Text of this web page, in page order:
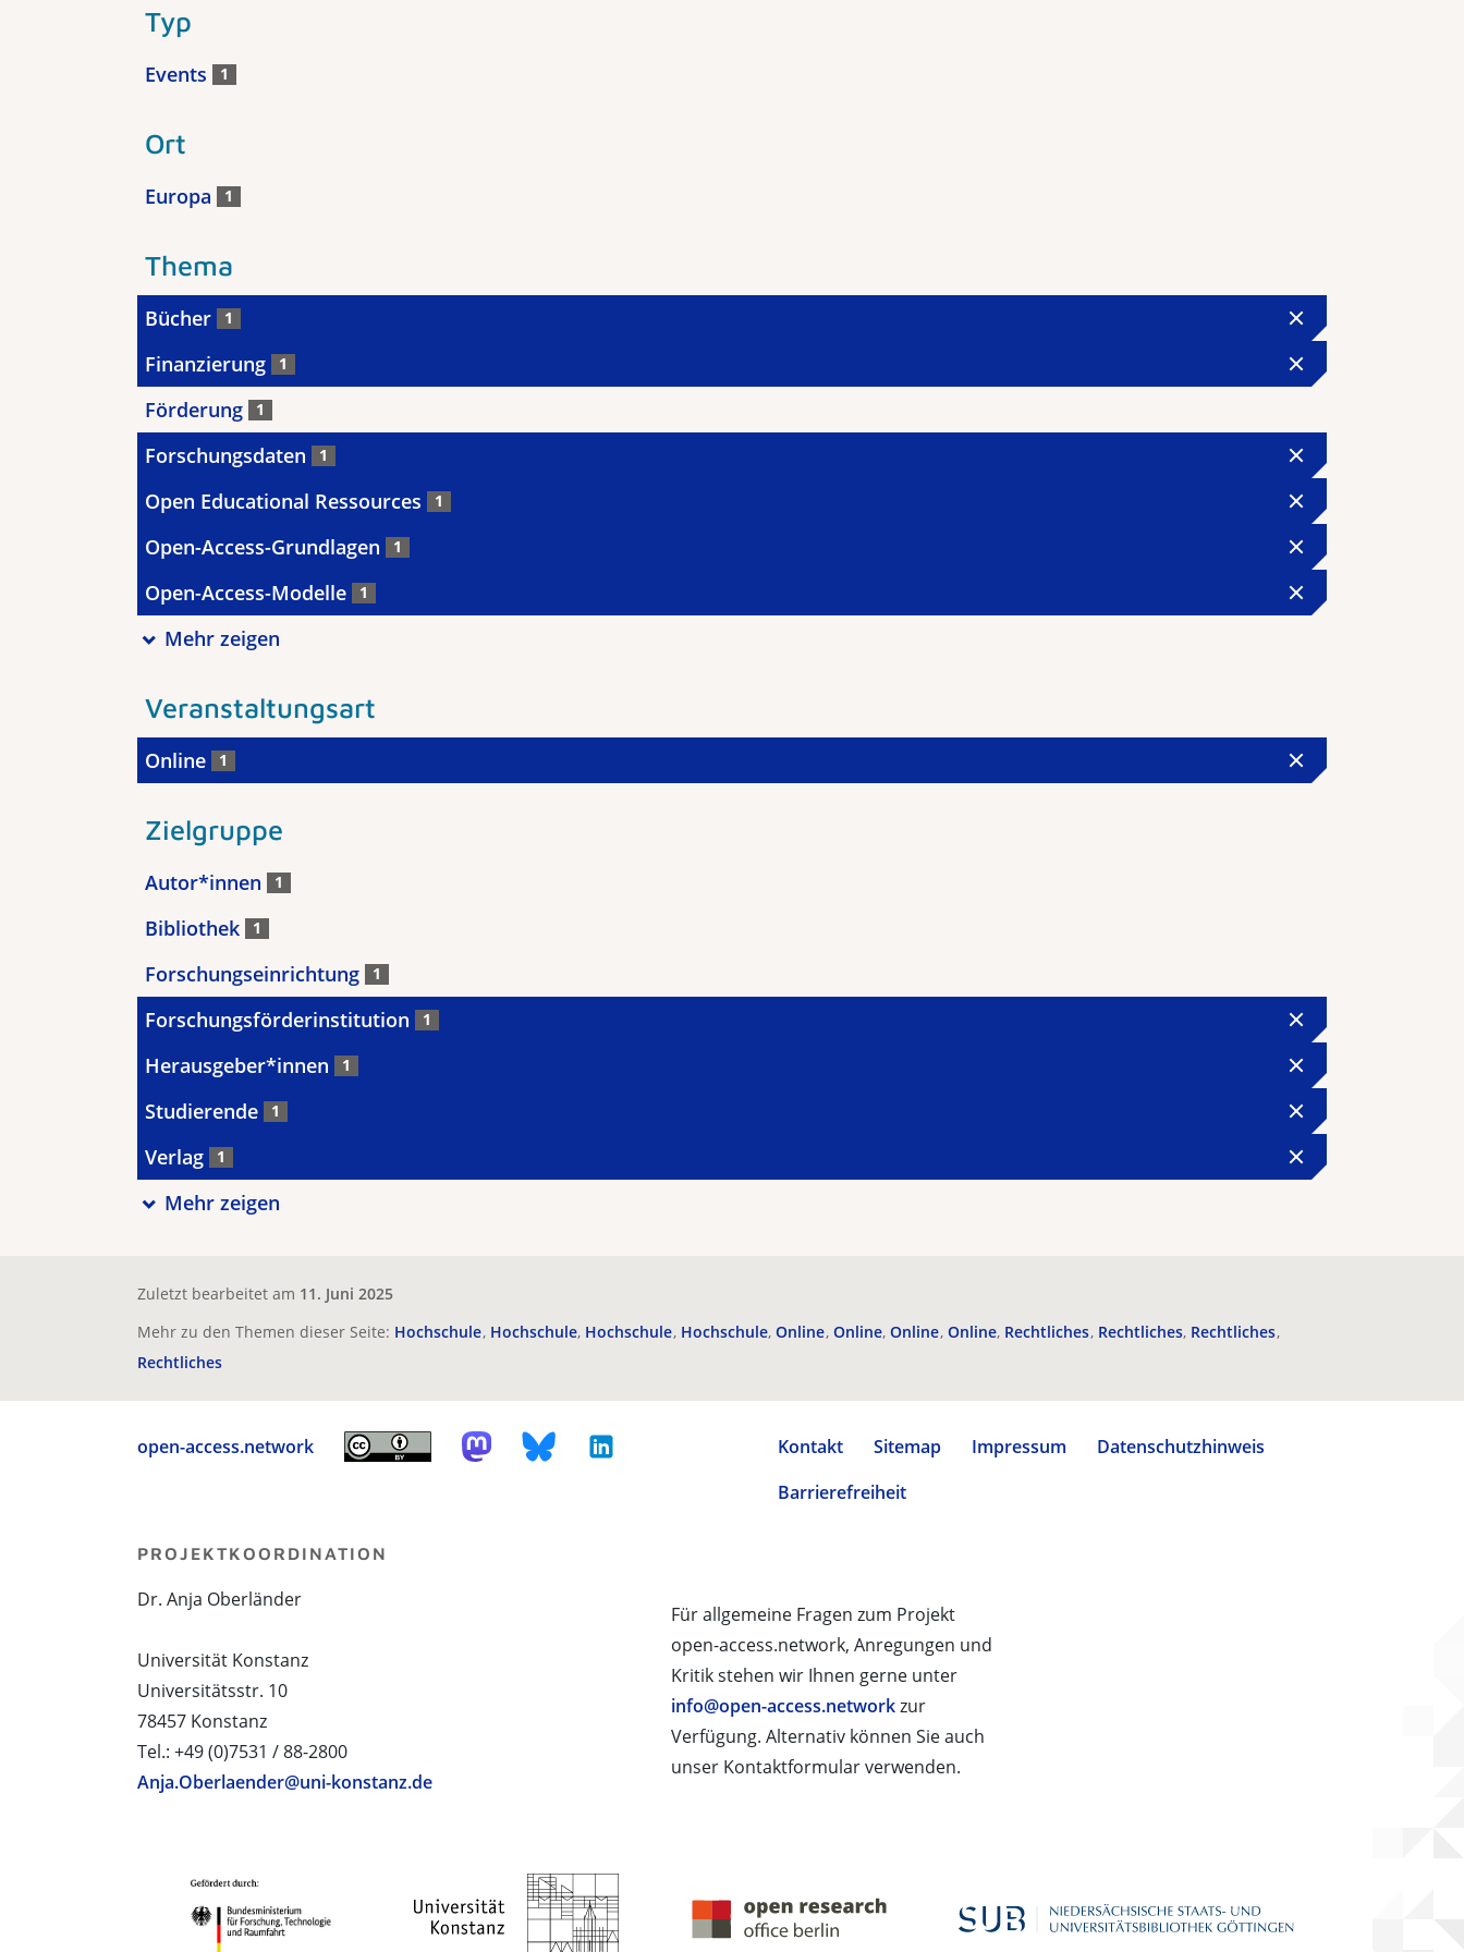
Typ
Events 1
Ort
Europa 1
Thema
Bücher 1
Finanzierung 1
Förderung 1
Forschungsdaten 1
Open Educational Ressources 1
Open-Access-Grundlagen 1
Open-Access-Modelle 1
Mehr zeigen
Veranstaltungsart
Online 1
Zielgruppe
Autor*innen 1
Bibliothek 1
Forschungseinrichtung 1
Forschungsförderinstitution 1
Herausgeber*innen 1
Studierende 1
Verlag 1
Mehr zeigen
Zuletzt bearbeitet am 11. Juni 2025
Mehr zu den Themen dieser Seite: Hochschule Hochschule Hochschule Hochschule Online Online Online Online Rechtliches Rechtliches Rechtliches
Rechtliches
open-access.network Kontakt Sitemap Impressum
Datenschutzhinweis
Barrierefreiheit
Für allgemeine Fragen zum Projekt
open-access.network, Anregungen und
Kritik stehen wir Ihnen gerne unter
info@open-access.networkzur
Verfügung. Alternativ können Sie auch
unser Kontaktformular verwenden.
PROJEKTKOORDINATION
Dr. Anja Oberländer
Universität Konstanz
Universitätsstr. 10
78457 Konstanz
Tel.: +49 (0)7531 / 88-2800
Anja.Oberlaender@uni-konstanz.de